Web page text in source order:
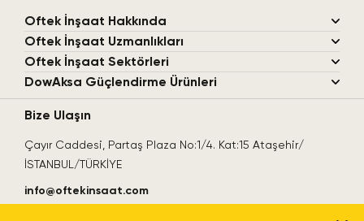
Oftek İnşaat Hakkında
Oftek İnşaat Uzmanlıkları
Oftek İnşaat Sektörleri
DowAksa Güçlendirme Ürünleri
Bize Ulaşın
Çayır Caddesi, Partaş Plaza No:1/4. Kat:15 Ataşehir/
İSTANBUL/TÜRKİYE
info@oftekinsaat.com